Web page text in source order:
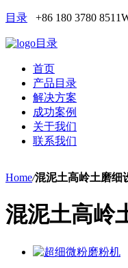
目录 +86 180 3780 8511
目录
首页
产品目录
解决方案
成功案例
关于我们
联系我们
Home/混泥土高岭土磨细
混泥土高岭